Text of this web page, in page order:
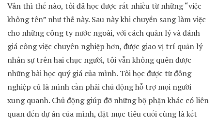
Vân thì thế nào, tôi đã học được rất nhiều từ những “việc
không tên” như thế này. Sau này khi chuyển sang làm việc
cho những công ty nước ngoài, với cách quản lý và đánh
giá công việc chuyên nghiệp hơn, được giao vị trí quản lý
nhân sự trên hai chục người, tôi vẫn không quên được
những bài học quý giá của mình. Tôi học được từ đồng
nghiệp cũ là mình cần phải chủ động hỗ trợ mọi người
xung quanh. Chủ động giúp đỡ những bộ phận khác có liên
quan đến dự án của mình, đặt mục tiêu cuối cùng là kết